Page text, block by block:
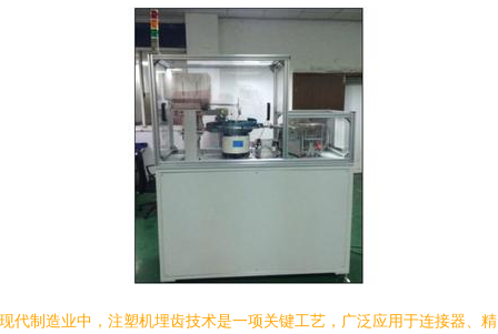
代制造业中，注塑机埋齿技术是一项关键工艺，广泛应用于连接器、